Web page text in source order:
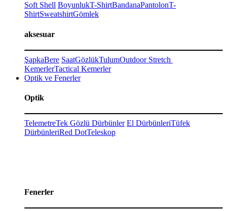
Soft Shell BoyunlukT-ShirtBandanaPantolonT-
ShirtSweatshirtGömlek
aksesuar
ŞapkaBere SaatGözlükTulumOutdoor Stretch
KemerlerTactical Kemerler
Optik ve Fenerler
Optik
TelemetreTek Gözlü Dürbünler El DürbünleriTüfek
DürbünleriRed DotTeleskop
Fenerler